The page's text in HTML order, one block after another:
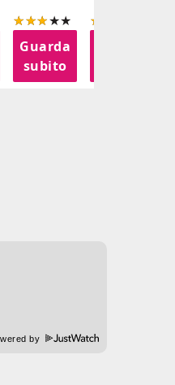
Guarda
subito
by